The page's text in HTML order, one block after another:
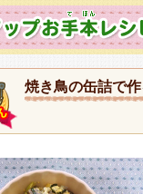
焼き鳥の缶詰で